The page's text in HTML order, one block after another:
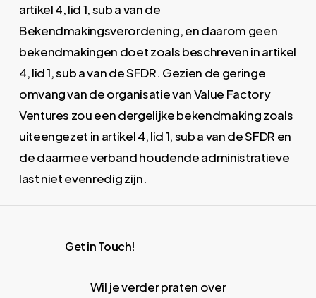
artikel 4, lid 1, sub a van de
Bekendmakingsverordening, en daarom geen
bekendmakingen doet zoals beschreven in artikel
4, lid 1, sub a van de SFDR. Gezien de geringe
omvang van de organisatie van Value Factory
Ventures zou een dergelijke bekendmaking zoals
uiteengezet in artikel 4, lid 1, sub a van de SFDR en
de daarmee verband houdende administratieve
last niet evenredig zijn.
Get in Touch!
Wil je verder praten over